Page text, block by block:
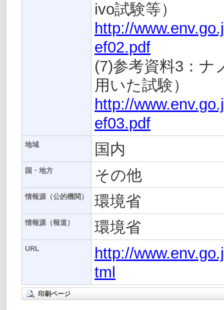
ivo試験等）
http://
ef02.pdf
(7)参考資料3：ナ
用いた試験）
http://
ef03.pdf
地域 国内
国・地方 その他
情報源（公的機関） 環境省
情報源（報道） 環境省
URL
http://
tml
印刷ページ